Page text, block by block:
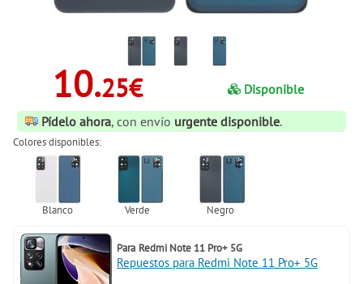
10.25€
Disponible
Pídelo ahora, con envío urgente disponible.
Colores disponibles:
Para Redmi Note 11 Pro+ 5G
Repuestos para Redmi Note 11 Pro+ 5G